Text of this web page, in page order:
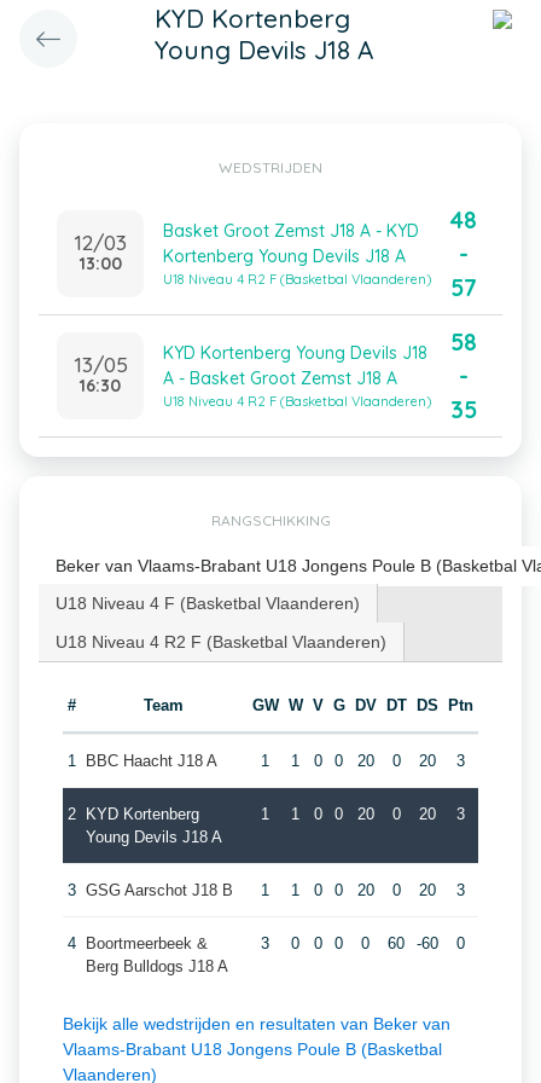
KYD Kortenberg
Young Devils J18 A
WEDSTRIJDEN
12/03
13:00
Basket Groot Zemst J18 A - KYD
Kortenberg Young Devils J18 A
U18 Niveau 4 R2 F (Basketbal Vlaanderen)
48
-
57
13/05
16:30
KYD Kortenberg Young Devils J18
A - Basket Groot Zemst J18 A
U18 Niveau 4 R2 F (Basketbal Vlaanderen)
58
-
35
RANGSCHIKKING
Beker van Vlaams-Brabant U18 Jongens Poule B (Basketbal
U18 Niveau 4 F (Basketbal Vlaanderen)
U18 Niveau 4 R2 F (Basketbal Vlaanderen)
# Team GW W V G DV DT DS Ptn
1 BBC Haacht J18 A 1 1 0 0 20 0 20 3
2
KYD Kortenberg
Young Devils J18 A
1 1 0 0 20 0 20 3
3 GSG Aarschot J18 B 1 1 0 0 20 0 20 3
4
Boortmeerbeek &
Berg Bulldogs J18 A
3 0 0 0 0 60 -60 0
Bekijk alle wedstrijden en resultaten van Beker van
Vlaams-Brabant U18 Jongens Poule B (Basketbal
Vlaanderen)